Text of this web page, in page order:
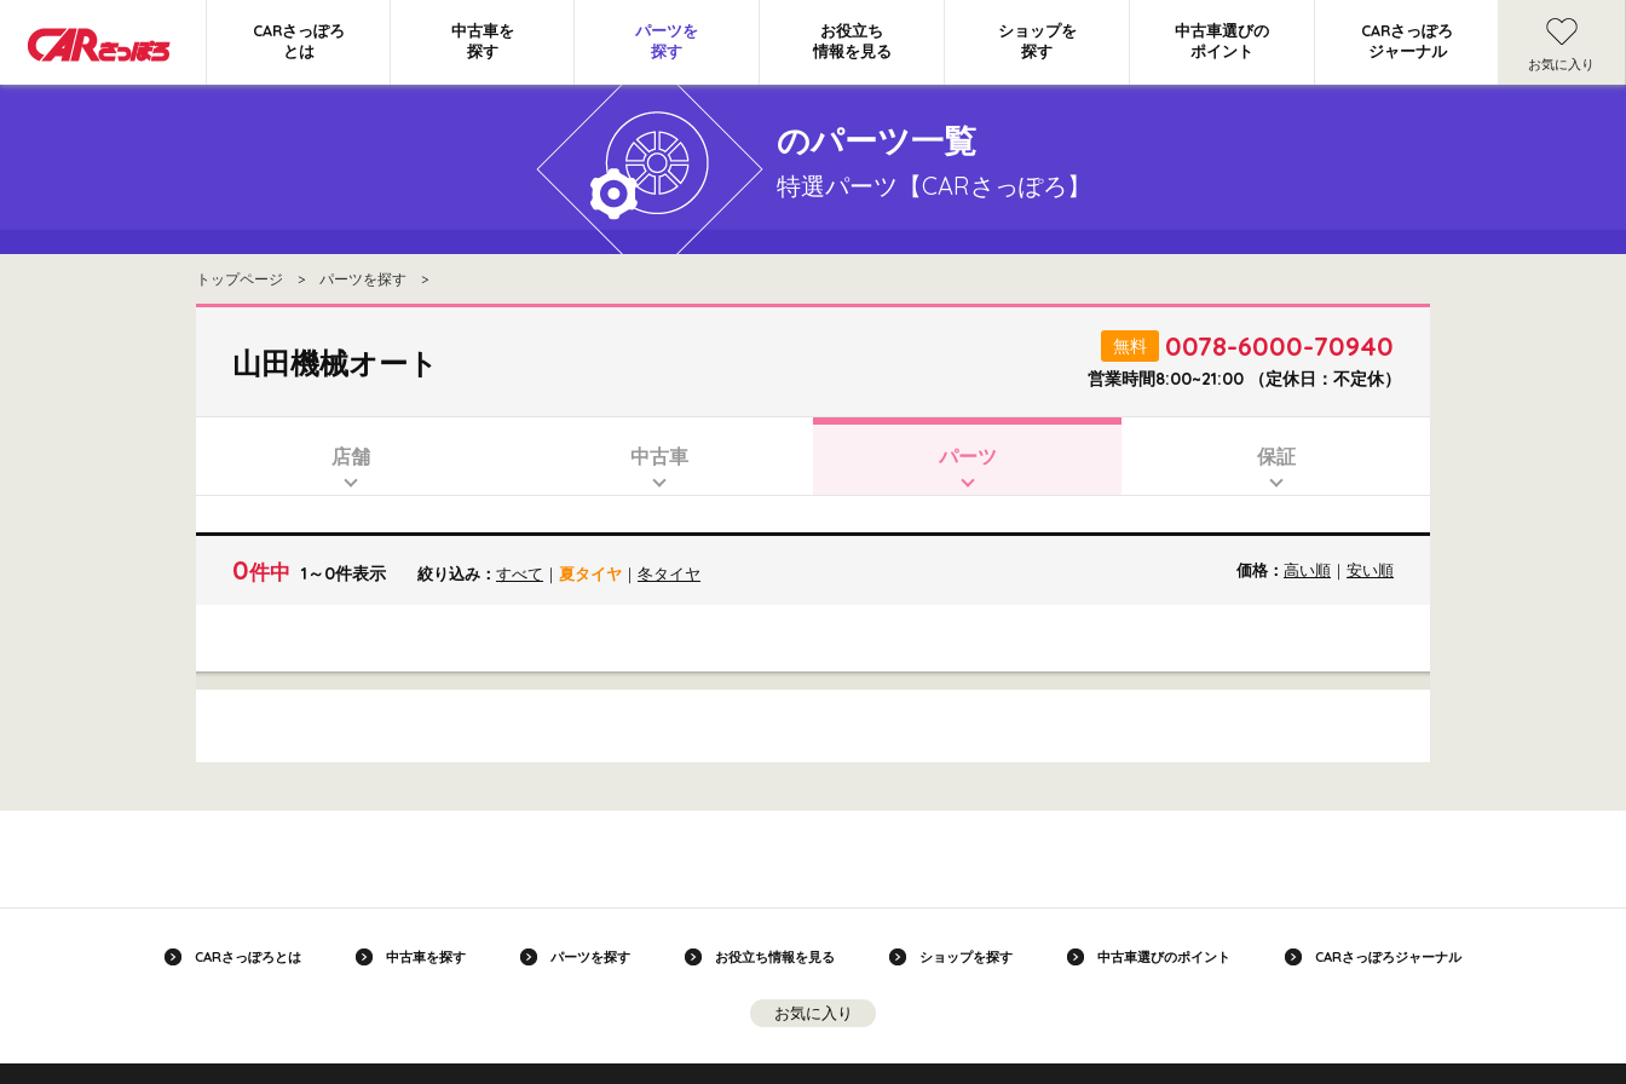
CARさっぽろ
とは
中古車を
探す
パーツを
探す
お役立ち
情報を見る
ショップを
探す
中古車選びの
ポイント
CARさっぽろ
ジャーナル
お気に入り
のパーツ一覧
特選パーツ【CARさっぽろ】
トップページ > パーツを探す >
山田機械オート 無料 0078-6000-70940
営業時間8:00~21:00 （定休日：不定休）
店舗 中古車 パーツ 保証
0件中 1～0件表示 絞り込み： すべて ｜ 夏タイヤ ｜ 冬タイヤ 価格： 高い順 ｜ 安い順
CARさっぽろとは 中古車を探す パーツを探す お役立ち情報を見る ショップを探す 中古車選びのポイント CARさっぽろジャーナル
お気に入り